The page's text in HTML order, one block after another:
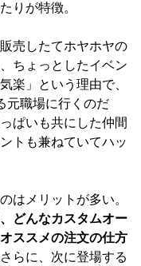
りが特徴。
売したてホヤホヤの
ちょっとしたイベン
楽」という理由で、
元職場に行くのだ
ぱいも共にした仲間
トも兼ねていてハッ
はメリットが多い。
どんなカスタムオー
ススメの注文の仕方
らに、次に登場する